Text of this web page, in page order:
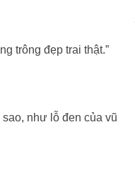
trông đẹp trai thật.”
như lỗ đen của vũ